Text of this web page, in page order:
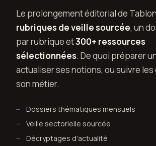
Le prolongement éditorial de
rubriques de veille sourcée, un
par rubrique et300+ ressources
sélectionnées. De quoi préparer
actualiser ses notions, ou suivre
son métier.
Dossiers thématiques mensuels
Veille sectorielle sourcée
Décryptages d'actualité